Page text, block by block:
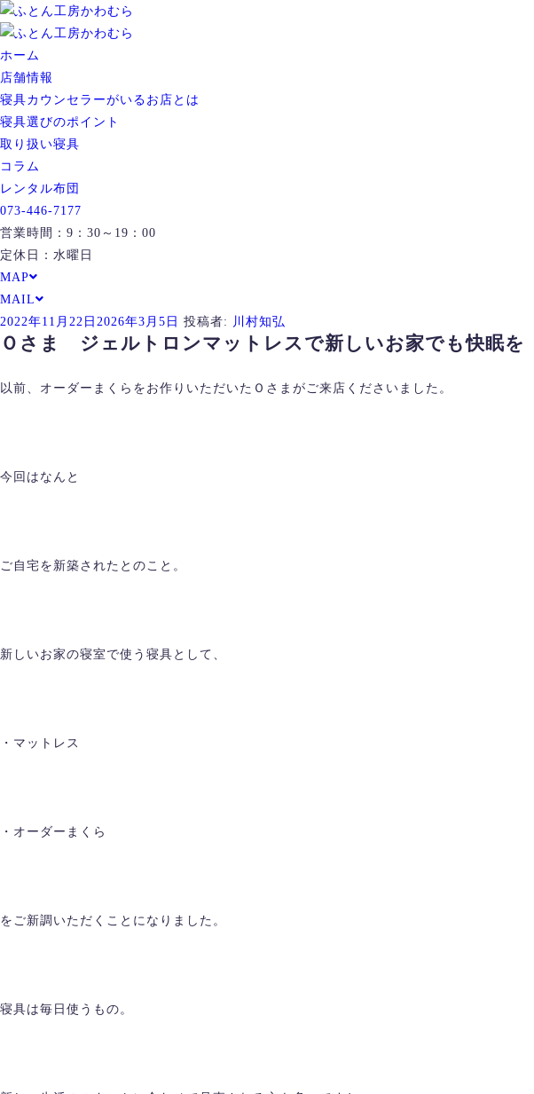
ホーム
店舗情報
寝具カウンセラーがいるお店とは
寝具選びのポイント
取り扱い寝具
コラム
レンタル布団
073-446-7177
営業時間：9：30～19：00
定休日：水曜日
MAP
MAIL
投
稿
2022年11月22日 2026年3月5日 投稿者: 川村知弘
Ｏさま ジェルトロンマットレスで新しいお家でも快眠を
以前、オーダーまくらをお作りいただいたＯさまがご来店くださいました。
今回はなんと
ご自宅を新築されたとのこと。
新しいお家の寝室で使う寝具として、
・マットレス
・オーダーまくら
をご新調いただくことになりました。
寝具は毎日使うもの。